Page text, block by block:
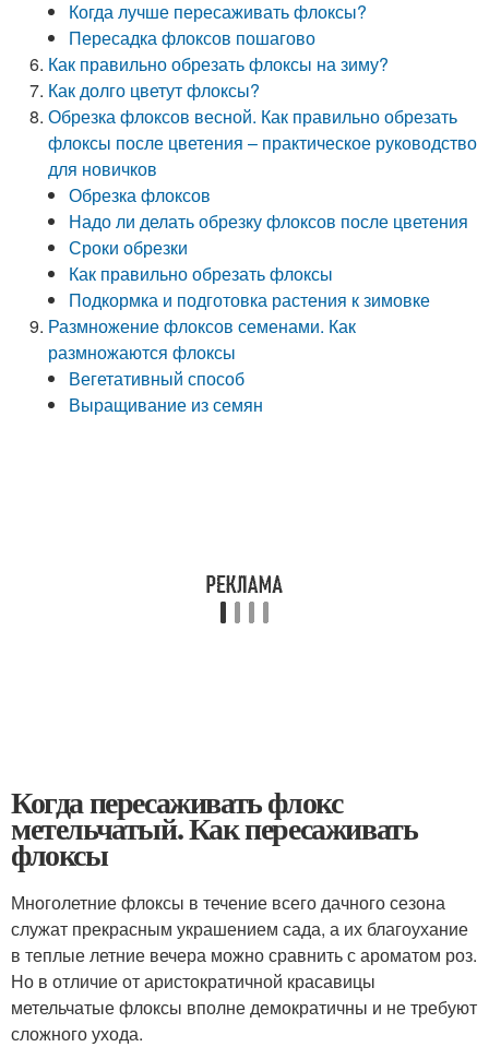
Когда лучше пересаживать флоксы?
Пересадка флоксов пошагово
Как правильно обрезать флоксы на зиму?
Как долго цветут флоксы?
Обрезка флоксов весной. Как правильно обрезать
флоксы после цветения – практическое руководство
для новичков
Обрезка флоксов
Надо ли делать обрезку флоксов после цветения
Сроки обрезки
Как правильно обрезать флоксы
Подкормка и подготовка растения к зимовке
Размножение флоксов семенами. Как
размножаются флоксы
Вегетативный способ
Выращивание из семян
Когда пересаживать флокс
метельчатый. Как пересаживать
флоксы
Многолетние флоксы в течение всего дачного сезона
служат прекрасным украшением сада, а их благоухание
в теплые летние вечера можно сравнить с ароматом роз.
Но в отличие от аристократичной красавицы
метельчатые флоксы вполне демократичны и не требуют
сложного ухода.